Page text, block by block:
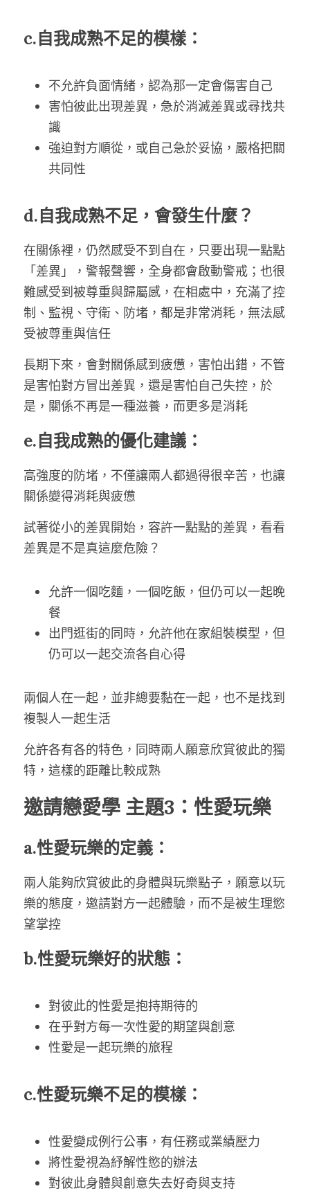
c.自我成熟不足的模樣：
不允許負面情緒，認為那一定會傷害自己
害怕彼此出現差異，急於消滅差異或尋找共
識
強迫對方順從，或自己急於妥協，嚴格把關
共同性
d.自我成熟不足，會發生什麼？
在關係裡，仍然感受不到自在，只要出現一點點
「差異」，警報聲響，全身都會啟動警戒；也很
難感受到被尊重與歸屬感，在相處中，充滿了控
制、監視、守衛、防堵，都是非常消耗，無法感
受被尊重與信任
長期下來，會對關係感到疲憊，害怕出錯，不管
是害怕對方冒出差異，還是害怕自己失控，於
是，關係不再是一種滋養，而更多是消耗
e.自我成熟的優化建議：
高強度的防堵，不僅讓兩人都過得很辛苦，也讓
關係變得消耗與疲憊
試著從小的差異開始，容許一點點的差異，看看
差異是不是真這麼危險？
允許一個吃麵，一個吃飯，但仍可以一起晚
餐
出門逛街的同時，允許他在家組裝模型，但
仍可以一起交流各自心得
兩個人在一起，並非總要黏在一起，也不是找到
複製人一起生活
允許各有各的特色，同時兩人願意欣賞彼此的獨
特，這樣的距離比較成熟
邀請戀愛學 主題3：性愛玩樂
a.性愛玩樂的定義：
兩人能夠欣賞彼此的身體與玩樂點子，願意以玩
樂的態度，邀請對方一起體驗，而不是被生理慾
望掌控
b.性愛玩樂好的狀態：
對彼此的性愛是抱持期待的
在乎對方每一次性愛的期望與創意
性愛是一起玩樂的旅程
c.性愛玩樂不足的模樣：
性愛變成例行公事，有任務或業績壓力
將性愛視為紓解性慾的辦法
對彼此身體與創意失去好奇與支持